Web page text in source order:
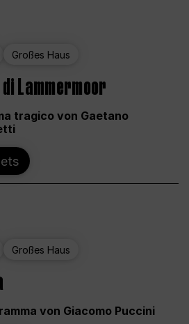
Großes Haus
Lammermoor
tragico von Gaetano
Großes Haus
von Giacomo Puccini